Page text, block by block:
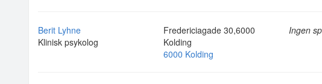
Berit Lyhne
Klinisk psykolog
Fredericiagade 30,6000
Kolding
6000 Kolding
Ingen